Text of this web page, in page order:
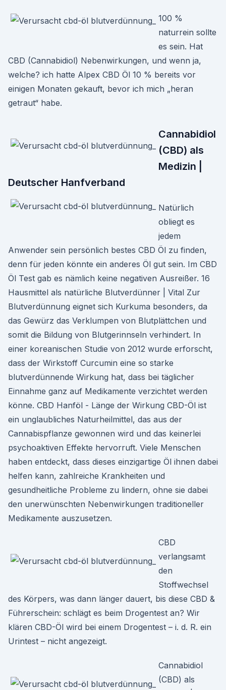
100 %
naturrein sollte
es sein. Hat
CBD (Cannabidiol) Nebenwirkungen, und wenn ja,
welche? ich hatte Alpex CBD Öl 10 % bereits vor
einigen Monaten gekauft, bevor ich mich „heran
getraut“ habe.
Cannabidiol
(CBD) als
Medizin |
Deutscher Hanfverband
Natürlich
obliegt es
jedem
Anwender sein persönlich bestes CBD Öl zu finden,
denn für jeden könnte ein anderes Öl gut sein. Im CBD
Öl Test gab es nämlich keine negativen Ausreißer. 16
Hausmittel als natürliche Blutverdünner | Vital Zur
Blutverdünnung eignet sich Kurkuma besonders, da
das Gewürz das Verklumpen von Blutplättchen und
somit die Bildung von Blutgerinnseln verhindert. In
einer koreanischen Studie von 2012 wurde erforscht,
dass der Wirkstoff Curcumin eine so starke
blutverdünnende Wirkung hat, dass bei täglicher
Einnahme ganz auf Medikamente verzichtet werden
könne. CBD Hanföl - Länge der Wirkung CBD-Öl ist
ein unglaubliches Naturheilmittel, das aus der
Cannabispflanze gewonnen wird und das keinerlei
psychoaktiven Effekte hervorruft. Viele Menschen
haben entdeckt, dass dieses einzigartige Öl ihnen dabei
helfen kann, zahlreiche Krankheiten und
gesundheitliche Probleme zu lindern, ohne sie dabei
den unerwünschten Nebenwirkungen traditioneller
Medikamente auszusetzen.
CBD
verlangsamt
den
Stoffwechsel
des Körpers, was dann länger dauert, bis diese CBD &
Führerschein: schlägt es beim Drogentest an? Wir
klären CBD-Öl wird bei einem Drogentest – i. d. R. ein
Urintest – nicht angezeigt.
Cannabidiol
(CBD) als